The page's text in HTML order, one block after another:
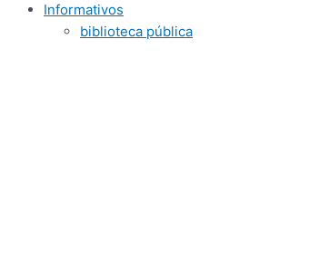
Informativos
biblioteca pública